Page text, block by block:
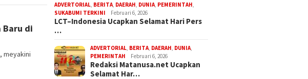
Baru di
meyakini
ADVERTORIAL BERITA DAERAH DUNIA PEMERINTAH
SUKABUMI TERKINI
Februari 6, 2026
LCT–Indonesia Ucapkan Selamat Hari Pers
…
ADVERTORIAL BERITA DAERAH DUNIA
PEMERINTAH
Februari 6, 2026
Redaksi Matanusa.net Ucapkan
Selamat Har…